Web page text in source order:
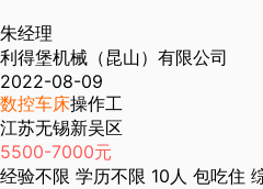
朱经理
利得堡机械（昆山）有限公司
2022-08-09
数控车床操作工
江苏无锡新吴区
5500-7000元
经验不限 学历不限 10人 包吃住